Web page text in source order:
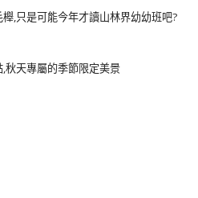
,只是可能今年才讀山林界幼幼班吧?